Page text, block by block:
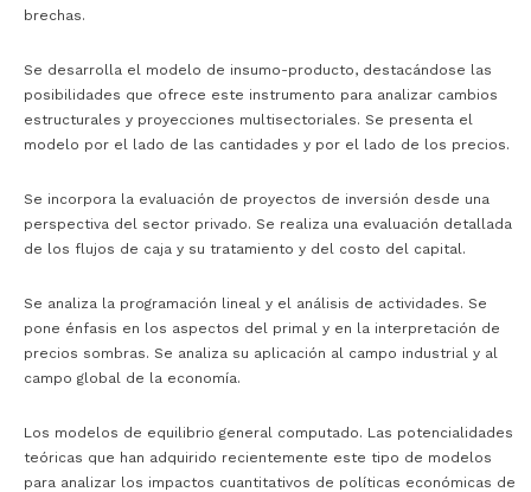
brechas.
Se desarrolla el modelo de insumo-producto, destacándose las
posibilidades que ofrece este instrumento para analizar cambios
estructurales y proyecciones multisectoriales. Se presenta el
modelo por el lado de las cantidades y por el lado de los precios.
Se incorpora la evaluación de proyectos de inversión desde una
perspectiva del sector privado. Se realiza una evaluación detallada
de los flujos de caja y su tratamiento y del costo del capital.
Se analiza la programación lineal y el análisis de actividades. Se
pone énfasis en los aspectos del primal y en la interpretación de
precios sombras. Se analiza su aplicación al campo industrial y al
campo global de la economía.
Los modelos de equilibrio general computado. Las potencialidades
teóricas que han adquirido recientemente este tipo de modelos
para analizar los impactos cuantitativos de políticas económicas de